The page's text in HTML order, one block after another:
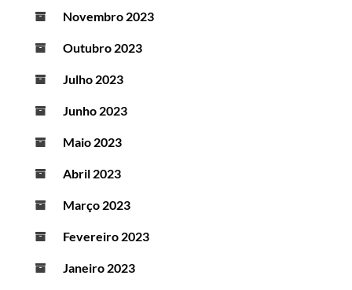
Novembro 2023
Outubro 2023
Julho 2023
Junho 2023
Maio 2023
Abril 2023
Março 2023
Fevereiro 2023
Janeiro 2023